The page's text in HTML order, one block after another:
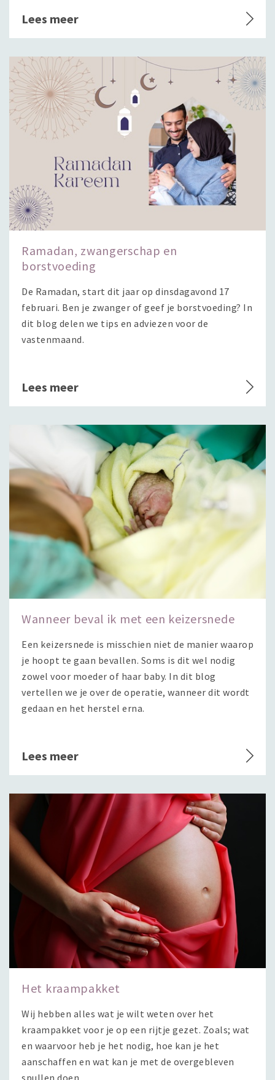
Lees meer
Ramadan, zwangerschap en
borstvoeding
De Ramadan, start dit jaar op dinsdagavond 17
februari. Ben je zwanger of geef je borstvoeding? In
dit blog delen we tips en adviezen voor de
vastenmaand.
Lees meer
Wanneer beval ik met een keizersnede
Een keizersnede is misschien niet de manier waarop
je hoopt te gaan bevallen. Soms is dit wel nodig
zowel voor moeder of haar baby. In dit blog
vertellen we je over de operatie, wanneer dit wordt
gedaan en het herstel erna.
Lees meer
Het kraampakket
Wij hebben alles wat je wilt weten over het
kraampakket voor je op een rijtje gezet. Zoals; wat
en waarvoor heb je het nodig, hoe kan je het
aanschaffen en wat kan je met de overgebleven
spullen doen.